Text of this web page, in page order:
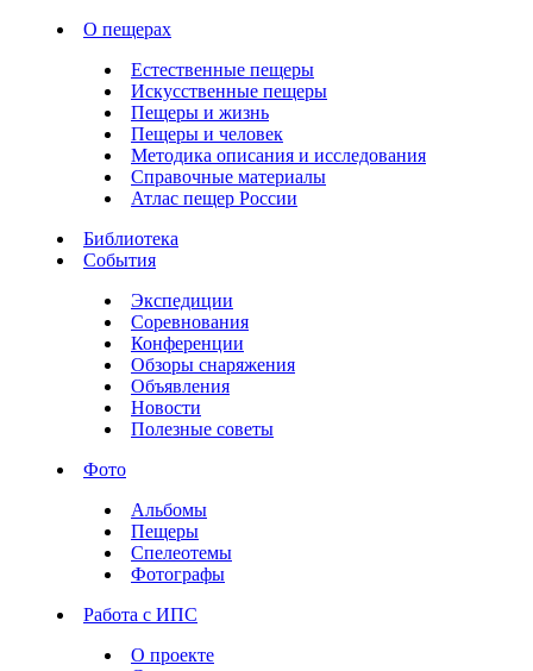
О пещерах
Естественные пещеры
Искусственные пещеры
Пещеры и жизнь
Пещеры и человек
Методика описания и исследования
Справочные материалы
Атлас пещер России
Библиотека
События
Экспедиции
Соревнования
Конференции
Обзоры снаряжения
Объявления
Новости
Полезные советы
Фото
Альбомы
Пещеры
Спелеотемы
Фотографы
Работа с ИПС
О проекте